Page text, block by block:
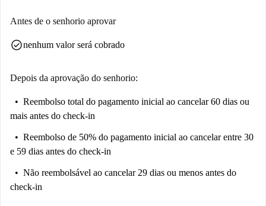
Antes de o senhorio aprovar
check_circlenenhum valor será cobrado
Depois da aprovação do senhorio:
Reembolso total do pagamento inicial ao cancelar 60 dias ou
mais antes do check-in
Reembolso de 50% do pagamento inicial ao cancelar entre 30
e 59 dias antes do check-in
Não reembolsável ao cancelar 29 dias ou menos antes do
check-in